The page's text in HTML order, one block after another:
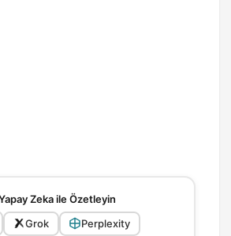
Zeka ile Özetleyin
Grok
Perplexity